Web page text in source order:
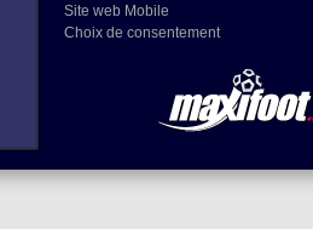
Site web Mobile
Choix de consentement